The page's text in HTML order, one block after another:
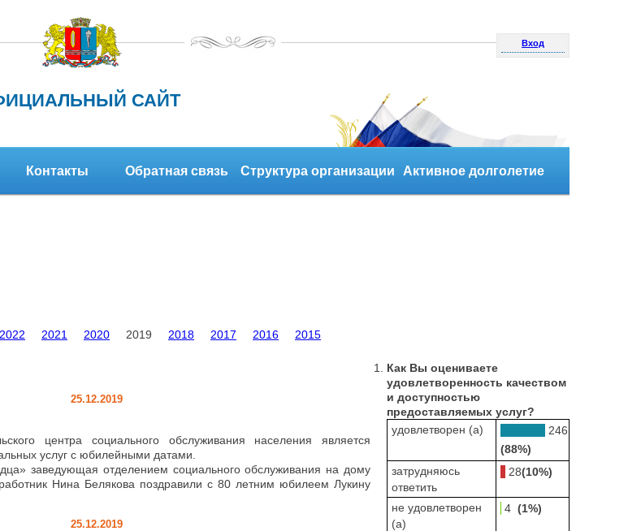
Вход
САЙТ
Контакты Обратная связь Структура организации Активное долголетие
2022 2021 2020 2019 2018 2017 2016 2015
25.12.2019
центра социального обслуживания населения является
услуг с юбилейными датами.
заведующая отделением социального обслуживания на дому
Нина Белякова поздравили с 80 летним юбилеем Лукину
25.12.2019
Как Вы оцениваете
удовлетворенность качеством
и доступностью
предоставляемых услуг?
удовлетворен (а)
246
(88%)
затрудняюсь
ответить
28(10%)
не удовлетворен
(а)
4 (1%)